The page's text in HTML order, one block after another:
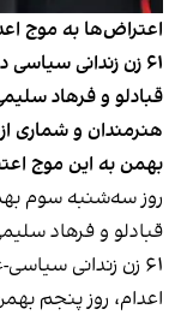
اعتراض‌ها به موج
۶۱ زن زندانی
قبادلو و فرهاد
هنرمندان و شماری
بهمن به این موج
روز سه‌شنبه سوم
قبادلو و فرهاد
۶۱ زن زندانی
اعدام، روز پنجم